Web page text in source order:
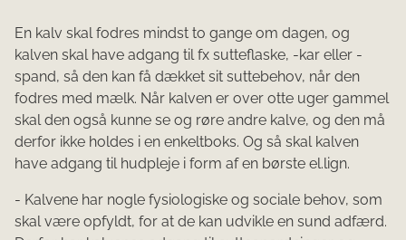
En kalv skal fodres mindst to gange om dagen, og
kalven skal have adgang til fx sutteflaske, -kar eller -
spand, så den kan få dækket sit suttebehov, når den
fodres med mælk. Når kalven er over otte uger gammel
skal den også kunne se og røre andre kalve, og den må
derfor ikke holdes i en enkeltboks. Og så skal kalven
have adgang til hudpleje i form af en børste el.lign.
- Kalvene har nogle fysiologiske og sociale behov, som
skal være opfyldt, for at de kan udvikle en sund adfærd.